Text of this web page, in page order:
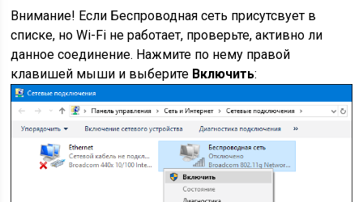
Внимание! Если Беспроводная сеть присутсвует в
списке, но Wi-Fi не работает, проверьте, активно ли
данное соединение. Нажмите по нему правой
клавишей мыши и выберите Включить: